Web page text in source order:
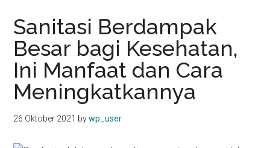
Sanitasi Berdampak
Besar bagi Kesehatan,
Ini Manfaat dan Cara
Meningkatkannya
26 Oktober 2021 bywp_user